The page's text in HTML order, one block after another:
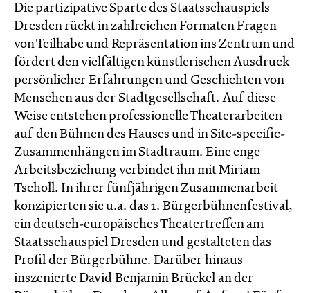
Die partizipative Sparte des Staatsschauspiels
Dresden rückt in zahlreichen Formaten Fragen
von Teilhabe und Repräsentation ins Zentrum und
fördert den vielfältigen künstlerischen Ausdruck
persönlicher Erfahrungen und Geschichten von
Menschen aus der Stadtgesellschaft. Auf diese
Weise entstehen professionelle Theaterarbeiten
auf den Bühnen des Hauses und in Site-specific-
Zusammenhängen im Stadtraum. Eine enge
Arbeitsbeziehung verbindet ihn mit Miriam
Tscholl. In ihrer fünfjährigen Zusammenarbeit
konzipierten sie u.a. das 1. Bürgerbühnenfestival,
ein deutsch-europäisches Theatertreffen am
Staatsschauspiel Dresden und gestalteten das
Profil der Bürgerbühne. Darüber hinaus
inszenierte David Benjamin Brückel an der